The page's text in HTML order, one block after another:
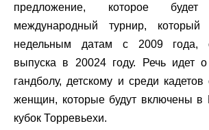
предложение, которое
международный турнир, который
недельным датам с 2009 года,
выпуска в 20024 году. Речь идет
гандболу, детскому и среди
женщин, которые будут включены в
кубок Торревьехи.